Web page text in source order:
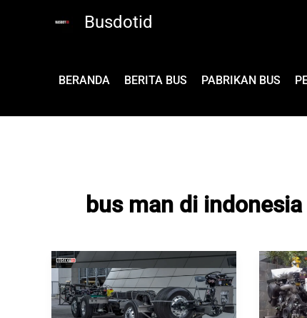
Busdotid
BERANDA BERITA BUS PABRIKAN BUS
bus man di indonesia